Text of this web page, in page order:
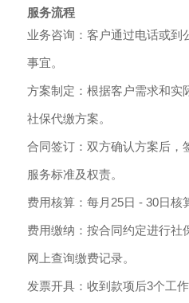
服务流程
业务咨询：客户通过电话或到
事宜。
方案制定：根据客户需求和实
社保代缴方案。
合同签订：双方确认方案后，
服务标准及权责。
费用核算：每月25日 - 30日核
费用缴纳：按合同约定进行社
网上查询缴费记录。
发票开具：收到款项后3个工